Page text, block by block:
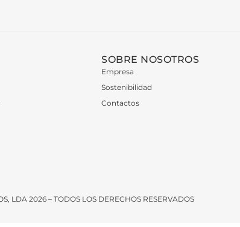
SOBRE NOSOTROS
Empresa
Sostenibilidad
Contactos
LDA 2026 – TODOS LOS DERECHOS RESERVADOS